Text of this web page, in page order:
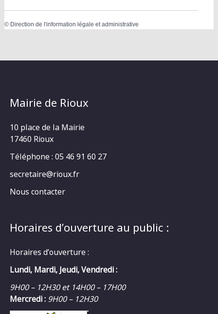
© Direction de l'information légale et administrative
Mairie de Rioux
10 place de la Mairie
17460 Rioux
Téléphone : 05 46 91 60 27
secretaire@rioux.fr
Nous contacter
Horaires d’ouverture au public :
Horaires d’ouverture :
Lundi, Mardi, Jeudi, Vendredi :
9H00 – 12H30 et 14H00 – 17H00
Mercredi : 9H00 – 12H30